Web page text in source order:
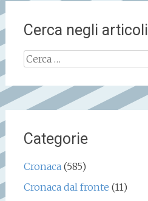
Cerca negli articoli
Ricerca
Categorie
Cronaca(585)
Cronaca dal fronte (11)